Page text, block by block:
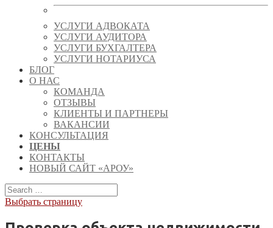
УСЛУГИ АДВОКАТА
УСЛУГИ АУДИТОРА
УСЛУГИ БУХГАЛТЕРА
УСЛУГИ НОТАРИУСА
БЛОГ
О НАС
КОМАНДА
ОТЗЫВЫ
КЛИЕНТЫ И ПАРТНЕРЫ
ВАКАНСИИ
КОНСУЛЬТАЦИЯ
ЦЕНЫ
КОНТАКТЫ
НОВЫЙ САЙТ «АРОУ»
Выбрать страницу